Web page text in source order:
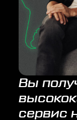
Вы
сервис